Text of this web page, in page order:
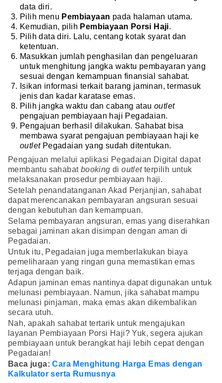
data diri.
Pilih menu Pembiayaan pada halaman utama.
Kemudian, pilih Pembiayaan Porsi Haji.
Pilih data diri. Lalu, centang kotak syarat dan
ketentuan.
Masukkan jumlah penghasilan dan pengeluaran
untuk menghitung jangka waktu pembayaran yang
sesuai dengan kemampuan finansial sahabat.
Isikan informasi terkait barang jaminan, termasuk
jenis dan kadar karatase emas.
Pilih jangka waktu dan cabang atau outlet
pengajuan pembiayaan haji Pegadaian.
Pengajuan berhasil dilakukan. Sahabat bisa
membawa syarat pengajuan pembiayaan haji ke
outletPegadaian yang sudah ditentukan.
Pengajuan melalui aplikasi Pegadaian Digital dapat
membantu sahabat booking dioutletterpilih untuk
melaksanakan prosedur pembiayaan haji.
Setelah penandatanganan Akad Perjanjian, sahabat
dapat merencanakan pembayaran angsuran sesuai
dengan kebutuhan dan kemampuan.
Selama pembayaran angsuran, emas yang diserahkan
sebagai jaminan akan disimpan dengan aman di
Pegadaian.
Untuk itu, Pegadaian juga memberlakukan biaya
pemeliharaan yang ringan guna memastikan emas
terjaga dengan baik.
Adapun jaminan emas nantinya dapat digunakan untuk
melunasi pembiayaan. Namun, jika sahabat mampu
melunasi pinjaman, maka emas akan dikembalikan
secara utuh.
Nah, apakah sahabat tertarik untuk mengajukan
layanan Pembiayaan Porsi Haji? Yuk, segera ajukan
pembiayaan untuk berangkat haji lebih cepat dengan
Pegadaian!
Baca juga:Cara Menghitung Harga Emas dengan
Kalkulator serta Rumusnya